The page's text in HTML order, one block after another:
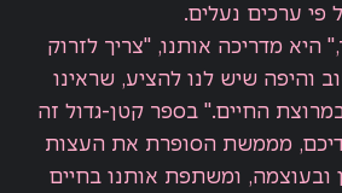
פי ערכים נעלים.
היא מדריכה אותנו, "צריך לזרוק
והיפה שיש לנו להציע, שראינו
החיים." בספר קטן-גדול זה
מממשת הסופרת את העצות
ומשתפת אותנו בחיים